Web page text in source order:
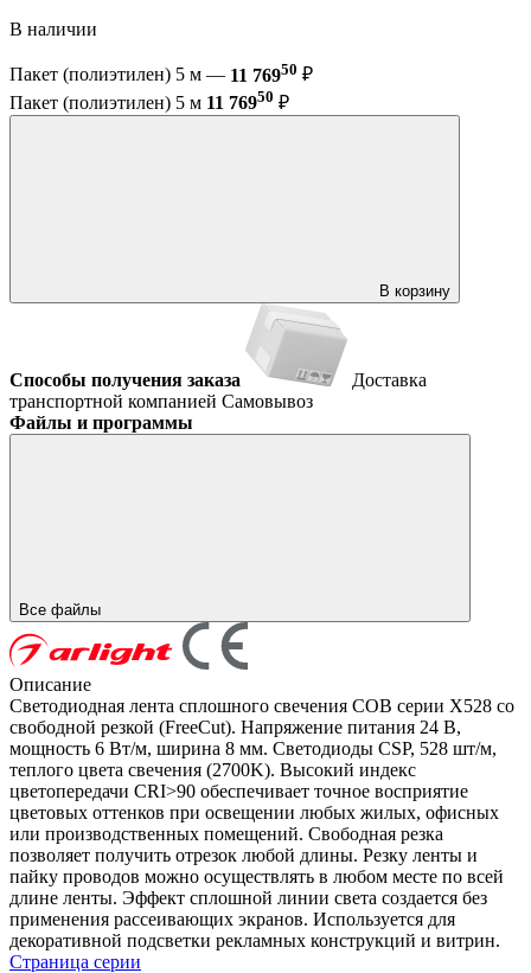
В наличии
Пакет (полиэтилен) 5 м — 11 76950 ₽
Пакет (полиэтилен) 5 м 11 76950 ₽
В корзину
Способы получения заказа
Доставка
транспортной компанией Самовывоз
Файлы и программы
Все файлы
Описание
Светодиодная лента сплошного свечения COB серии X528 со
свободной резкой (FreeCut). Напряжение питания 24 В,
мощность 6 Вт/м, ширина 8 мм. Светодиоды CSP, 528 шт/м,
теплого цвета свечения (2700K). Высокий индекс
цветопередачи CRI>90 обеспечивает точное восприятие
цветовых оттенков при освещении любых жилых, офисных
или производственных помещений. Свободная резка
позволяет получить отрезок любой длины. Резку ленты и
пайку проводов можно осуществлять в любом месте по всей
длине ленты. Эффект сплошной линии света создается без
применения рассеивающих экранов. Используется для
декоративной подсветки рекламных конструкций и витрин.
Страница серии